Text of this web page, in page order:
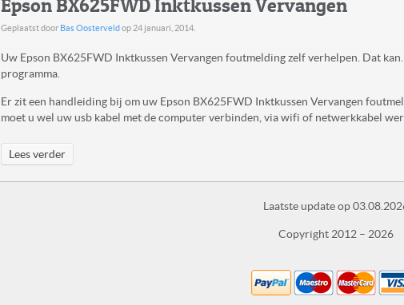
Epson BX625FWD Inktkussen Vervangen
Geplaatst door Bas Oosterveldop 24 januari, 2014
Uw Epson BX625FWD Inktkussen Vervangen foutmelding zelf verhelpen. Dat
programma.
Er zit een handleiding bij om uw Epson BX625FWD Inktkussen Vervangen
moet u wel uw usb kabel met de computer verbinden, via wifi of netwerkkabel
Lees verder
Laatste update op
Copyright 2012 – 2026